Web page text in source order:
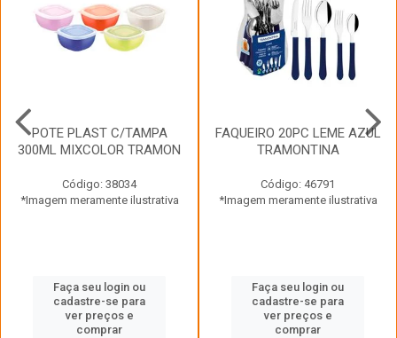
POTE PLAST C/TAMPA
300ML MIXCOLOR TRAMON
Código: 38034
*Imagem meramente ilustrativa
Faça seu login ou
cadastre-se para
ver preços e
comprar
FAQUEIRO 20PC LEME AZUL
TRAMONTINA
Código: 46791
*Imagem meramente ilustrativa
Faça seu login ou
cadastre-se para
ver preços e
comprar